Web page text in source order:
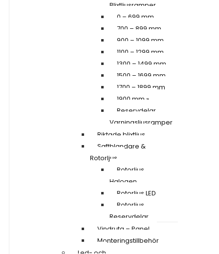
Blixtljusramper
0 – 699 mm
700 – 899 mm
900 – 1099 mm
1100 – 1299 mm
1300 – 1499 mm
1500 – 1699 mm
1700 – 1899 mm
1900 mm »
Reservdelar
Varningsljusramper
Riktade blixtljus
Saftblandare &
Rotorljus
Rotorljus
Halogen
Rotorljus LED
Rotorljus
Reservdelar
Vindruta – Panel
Monteringstillbehör